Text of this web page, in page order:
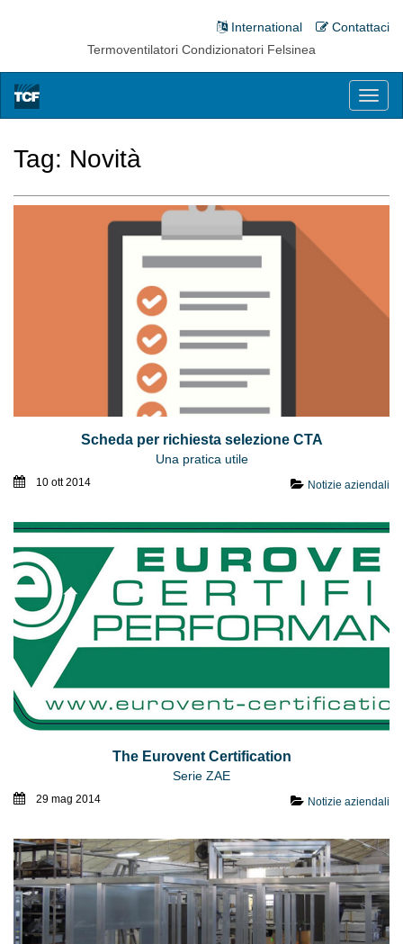
Contattaci
International
Termoventilatori Condizionatori Felsinea
Tag: Novità
Scheda per richiesta selezione CTA
Una pratica utile
10 ott 2014 Notizie aziendali
The Eurovent Certification
Serie ZAE
29 mag 2014 Notizie aziendali